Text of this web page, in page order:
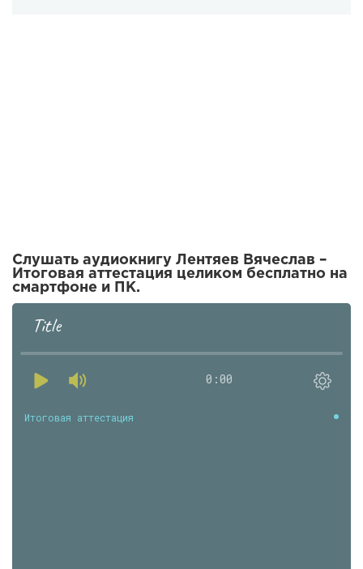
Слушать аудиокнигу Лентяев Вячеслав –
Итоговая аттестация целиком бесплатно на
смартфоне и ПК.
Title
0:00
Итоговая аттестация